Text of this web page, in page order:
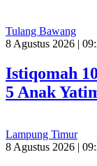
Tulang Bawang
8 Agustus 2026 |
Istiqomah
5 Anak
Lampung Timur
8 Agustus 2026 |